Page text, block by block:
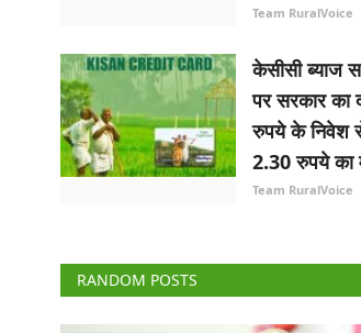
Team RuralVoice
केसीसी ब्याज
पर सरकार का
रुपये के निवेश
2.30 रुपये
Team RuralVoice
RANDOM POSTS